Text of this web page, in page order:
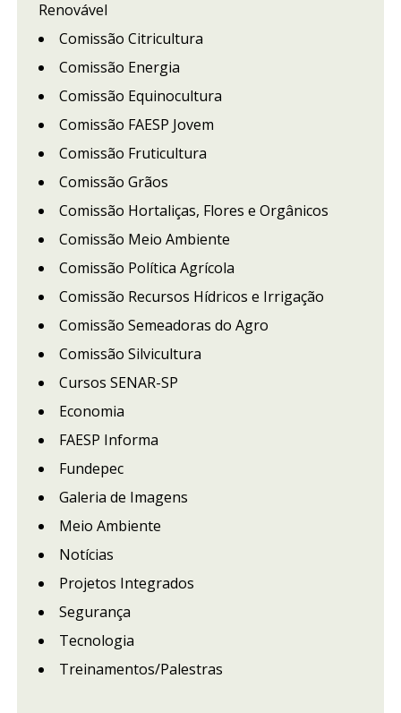
Renovável
Comissão Citricultura
Comissão Energia
Comissão Equinocultura
Comissão FAESP Jovem
Comissão Fruticultura
Comissão Grãos
Comissão Hortaliças, Flores e Orgânicos
Comissão Meio Ambiente
Comissão Política Agrícola
Comissão Recursos Hídricos e Irrigação
Comissão Semeadoras do Agro
Comissão Silvicultura
Cursos SENAR-SP
Economia
FAESP Informa
Fundepec
Galeria de Imagens
Meio Ambiente
Notícias
Projetos Integrados
Segurança
Tecnologia
Treinamentos/Palestras